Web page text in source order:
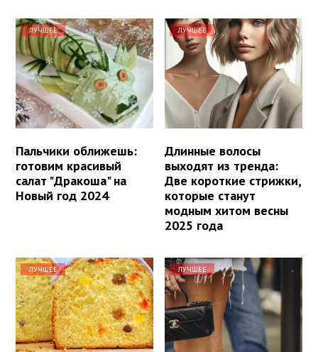
ЛУЧШЕЕ
Пальчики оближешь:
готовим красивый
салат "Дракоша" на
Новый год 2024
ЛУЧШЕЕ
Длинные волосы
выходят из тренда:
Две короткие стрижки,
которые станут
модным хитом весны
2025 года
ЛУЧШЕЕ ЛУЧШЕЕ